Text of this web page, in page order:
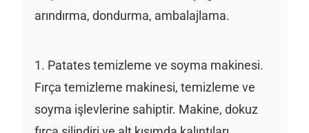
arındırma, dondurma, ambalajlama.
1. Patates temizleme ve soyma makinesi.
Fırça temizleme makinesi, temizleme ve
soyma işlevlerine sahiptir. Makine, dokuz